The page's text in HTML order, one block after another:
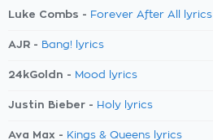
Luke Combs - Forever After All lyrics
AJR - Bang! lyrics
24kGoldn - Mood lyrics
Justin Bieber - Holy lyrics
Ava Max - Kings & Queens lyrics